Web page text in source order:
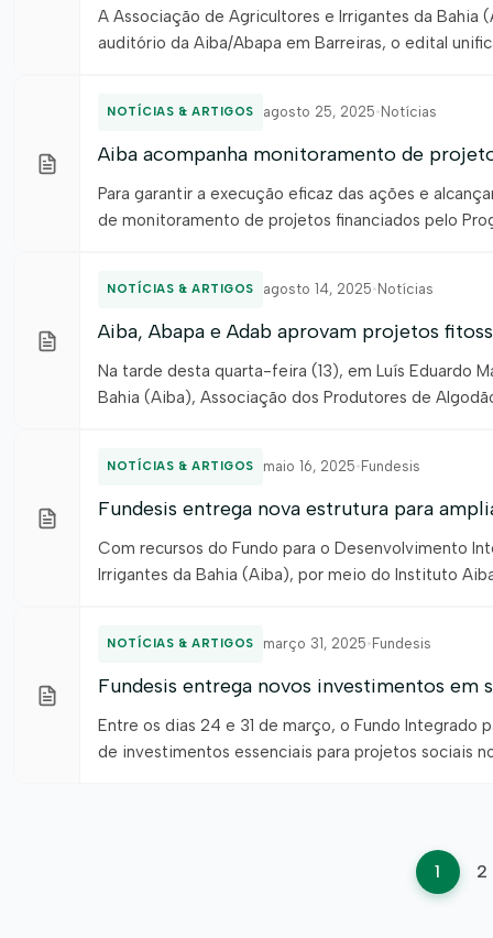
A Associação de Agricultores e Irrigantes da
auditório da Aiba/Abapa em Barreiras, o edital
NOTÍCIAS & ARTIGOS agosto 25, 2025• Notícias
Aiba acompanha monitoramento de
Para garantir a execução eficaz das ações e
de monitoramento de projetos financiados pelo
NOTÍCIAS & ARTIGOS agosto 14, 2025• Notícias
Aiba, Abapa e Adab aprovam projetos
Na tarde desta quarta-feira (13), em Luís Eduardo
Bahia (Aiba), Associação dos Produtores de
NOTÍCIAS & ARTIGOS maio 16, 2025• Fundesis
Fundesis entrega nova estrutura para
Com recursos do Fundo para o Desenvolvimento
Irrigantes da Bahia (Aiba), por meio do Instituto
NOTÍCIAS & ARTIGOS março 31, 2025• Fundesis
Fundesis entrega novos investimentos
Entre os dias 24 e 31 de março, o Fundo Integrado
de investimentos essenciais para projetos sociais
1 2